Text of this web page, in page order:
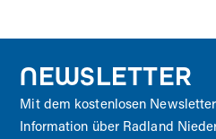
NEWSLETTER
Mit dem kostenlosen
Information über Radland